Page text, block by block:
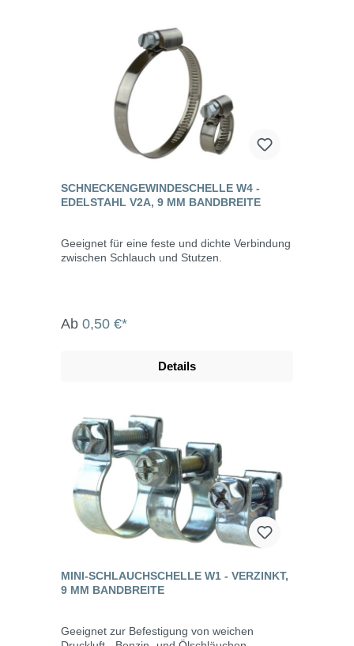
*6 bar Eingangsdruck, 0,5 bar Druckdifferenz
SCHNECKENGEWINDESCHELLE W4 -
EDELSTAHL V2A, 9 MM BANDBREITE
Geeignet für eine feste und dichte Verbindung
zwischen Schlauch und Stutzen.
Ab 0,50 €*
Details
MINI-SCHLAUCHSCHELLE W1 - VERZINKT,
9 MM BANDBREITE
Geeignet zur Befestigung von weichen